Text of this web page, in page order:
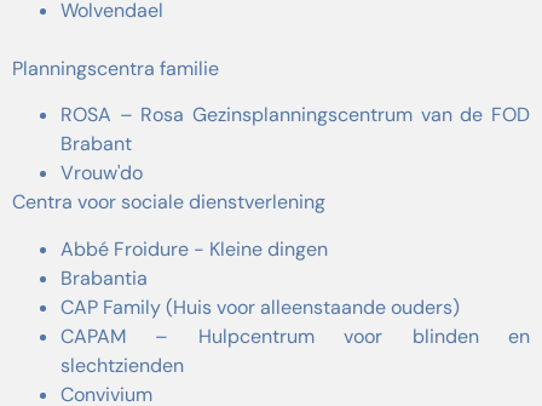
Wolvendael
Planningscentra familie
ROSA – Rosa Gezinsplanningscentrum van de FOD
Brabant
Vrouw'do
Centra voor sociale dienstverlening
Abbé Froidure - Kleine dingen
Brabantia
CAP Family (Huis voor alleenstaande ouders)
CAPAM – Hulpcentrum voor blinden en
slechtzienden
Convivium